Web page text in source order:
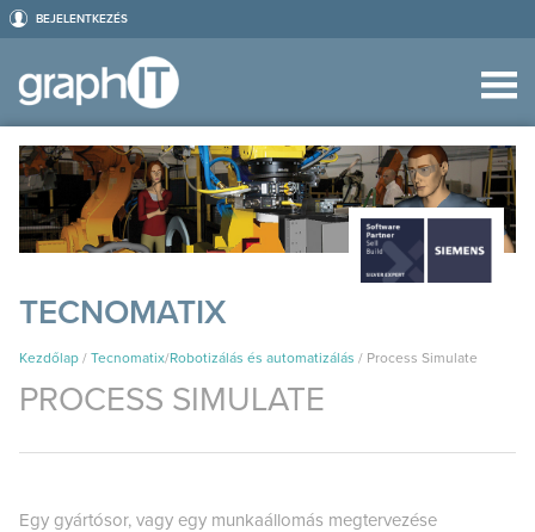
BEJELENTKEZÉS
TECNOMATIX
Kezdőlap / Tecnomatix/Robotizálás és automatizálás / Process Simulate
PROCESS SIMULATE
Egy gyártósor, vagy egy munkaállomás megtervezése